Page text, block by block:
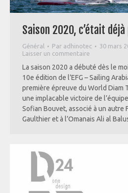
Saison 2020, c’était
Général Par adhinotec
30 mars
Laisser un commentaire
La saison 2020 a débuté dès le
10e édition de l’EFG – Sailing
première épreuve du World Diam
une implacable victoire de l’équipe
Sofian Bouvet, associé à un autre
Gaulthier et à l’Omanais Ali al